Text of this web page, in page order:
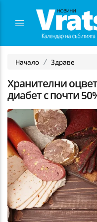
Начало Здраве
Хранителни
диабет с почти